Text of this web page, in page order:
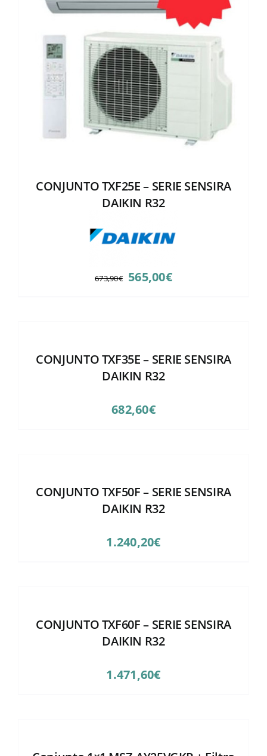
CONJUNTO TXF25E – SERIE SENSIRA
DAIKIN R32
673,90€ El
565,00€El
CONJUNTO TXF35E – SERIE SENSIRA
DAIKIN R32
682,60€
CONJUNTO TXF50F – SERIE SENSIRA
DAIKIN R32
1.240,20€
CONJUNTO TXF60F – SERIE SENSIRA
DAIKIN R32
1.471,60€